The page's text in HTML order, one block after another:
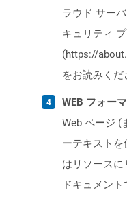
ラウド サー
キュリティ
(https://
をお読みくだ
WEB フォー
Web ページ (
ーテキストを
はリソース
ドキュメン